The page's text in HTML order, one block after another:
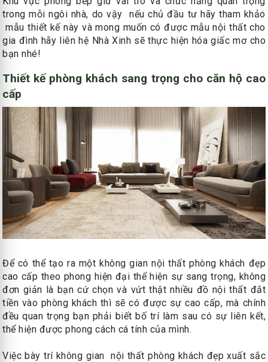
trong mỗi ngôi nhà, do vậy nếu chủ đầu tư hãy tham khảo
mẫu thiết kế này và mong muốn có được mẫu nội thất cho
gia đình hãy liên hệ Nhà Xinh sẽ thực hiện hóa giấc mơ cho
bạn nhé!
Thiết kế phòng khách sang trọng cho căn hộ cao
cấp
Để có thể tạo ra một không gian nội thất phòng khách đẹp
cao cấp theo phong hiện đại thể hiện sự sang trọng, không
đơn giản là bạn cứ chọn và vứt thật nhiều đồ nội thất đắt
tiền vào phòng khách thì sẽ có được sự cao cấp, mà chính
đều quan trọng bạn phải biết bố trí làm sau có sự liên kết,
thể hiện được phong cách cá tính của mình.
Việc bày trí không gian nội thất phòng khách đẹp xuất sắc